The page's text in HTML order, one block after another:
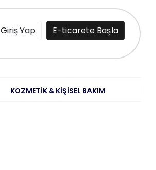
Giriş Yap E-ticarete Başla
KOZMETİK & KİŞİSEL BAKIM